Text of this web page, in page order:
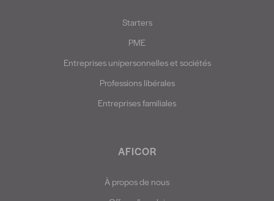
Starters
PME
Entreprises unipersonnelles et sociétés
Professions libérales
Entreprises familiales
AFICOR
À propos de nous